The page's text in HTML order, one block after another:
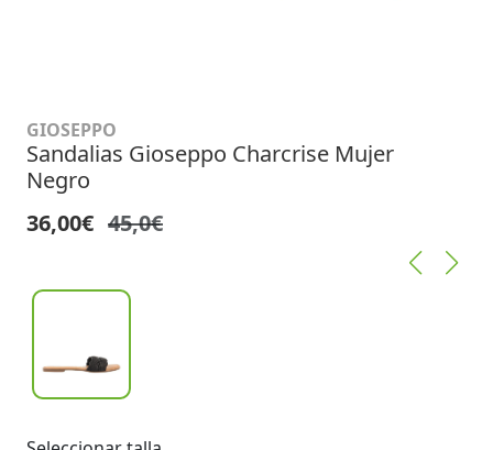
GIOSEPPO
Sandalias Gioseppo Charcrise Mujer
Negro
36,00€ 45,0€